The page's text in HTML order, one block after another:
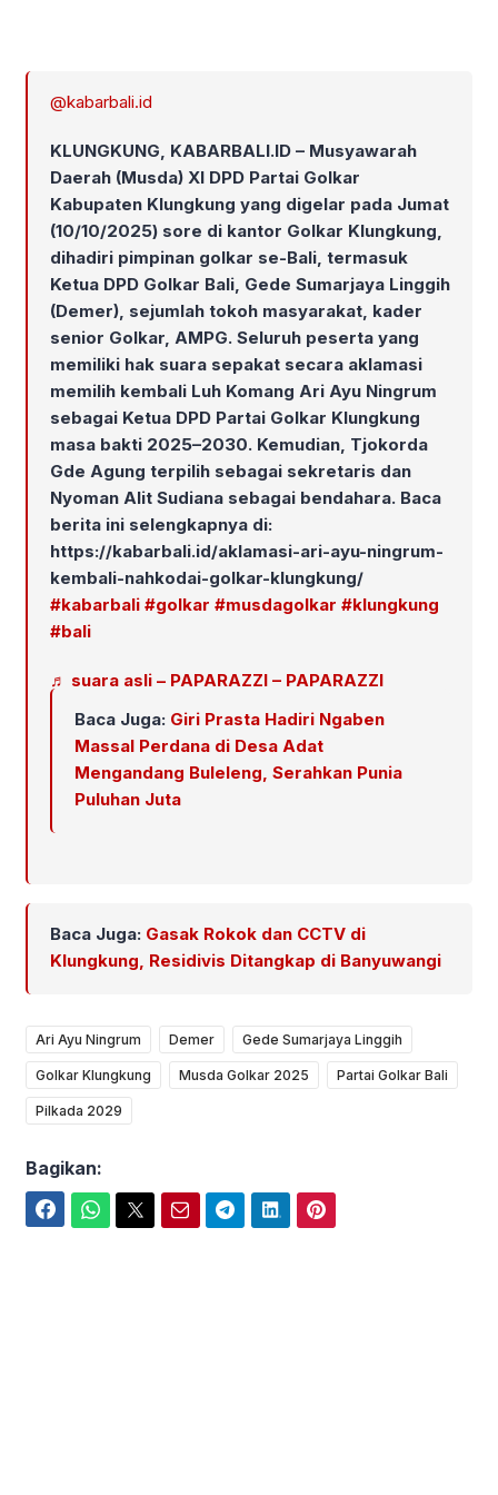
@kabarbali.id
KLUNGKUNG, KABARBALI.ID – Musyawarah
Daerah (Musda) XI DPD Partai Golkar
Kabupaten Klungkung yang digelar pada Jumat
(10/10/2025) sore di kantor Golkar Klungkung,
dihadiri pimpinan golkar se-Bali, termasuk
Ketua DPD Golkar Bali, Gede Sumarjaya Linggih
(Demer), sejumlah tokoh masyarakat, kader
senior Golkar, AMPG. Seluruh peserta yang
memiliki hak suara sepakat secara aklamasi
memilih kembali Luh Komang Ari Ayu Ningrum
sebagai Ketua DPD Partai Golkar Klungkung
masa bakti 2025–2030. Kemudian, Tjokorda
Gde Agung terpilih sebagai sekretaris dan
Nyoman Alit Sudiana sebagai bendahara. Baca
berita ini selengkapnya di:
https://kabarbali.id/aklamasi-ari-ayu-ningrum-
kembali-nahkodai-golkar-klungkung/
#kabarbali #golkar #musdagolkar #klungkung
#bali
♬ suara asli – PAPARAZZI – PAPARAZZI
Baca Juga: Giri Prasta Hadiri Ngaben
Massal Perdana di Desa Adat
Mengandang Buleleng, Serahkan Punia
Puluhan Juta
Baca Juga: Gasak Rokok dan CCTV di
Klungkung, Residivis Ditangkap di Banyuwangi
Ari Ayu Ningrum Demer Gede Sumarjaya Linggih
Golkar Klungkung Musda Golkar 2025 Partai Golkar Bali
Pilkada 2029
Bagikan: